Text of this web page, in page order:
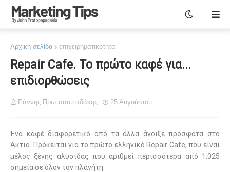
Αρχική σελίδα επιχειρηματικότητα
Repair Cafe. To πρώτο καφέ για...
επιδιορθώσεις
Γιάννης Πρωτοπαπαδάκης 25 Αυγούστου
Ένα καφέ διαφορετικό από τα άλλα άνοιξε πρόσφατα στο
Ακτιο. Πρόκειται για το πρώτο ελληνικό Repair Cafe, που είναι
μέλος ξένης αλυσίδας που αριθμεί περισσότερα από 1.025
σημεία σε όλον τον πλανήτη.